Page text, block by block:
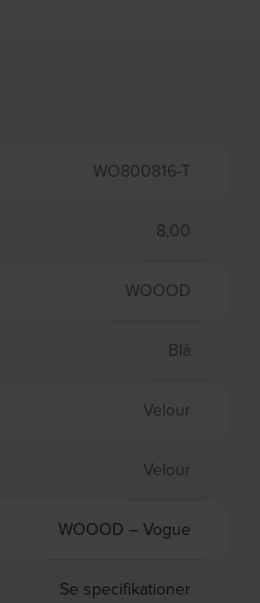
WO800816-T
8,00
WOOOD
Blå
Velour
Velour
WOOOD – Vogue
Se specifikationer